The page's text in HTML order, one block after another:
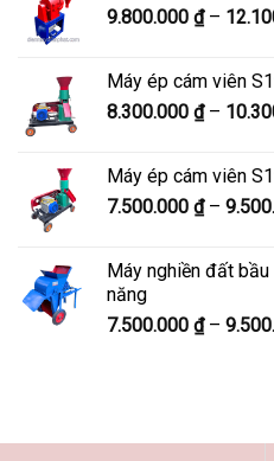
9.800.000 ₫ –
Máy ép cám viên
8.300.000 ₫ –
Máy ép cám viên
7.500.000 ₫ –
Máy nghiền đất
năng
7.500.000 ₫ –